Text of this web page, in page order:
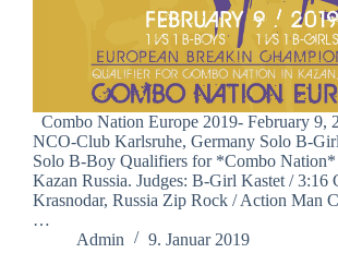
Combo Nation Europe 2019- February 9,
NCO-Club Karlsruhe, Germany Solo B-
Solo B-Boy Qualifiers for *Combo Nation*
Kazan Russia. Judges: B-Girl Kastet / 3:16
Krasnodar, Russia Zip Rock / Action Man
…
Admin
9. Januar 2019